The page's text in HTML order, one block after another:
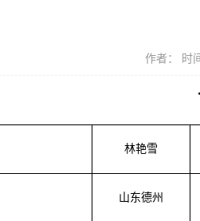
作者： 时
林艳雪
山东德州